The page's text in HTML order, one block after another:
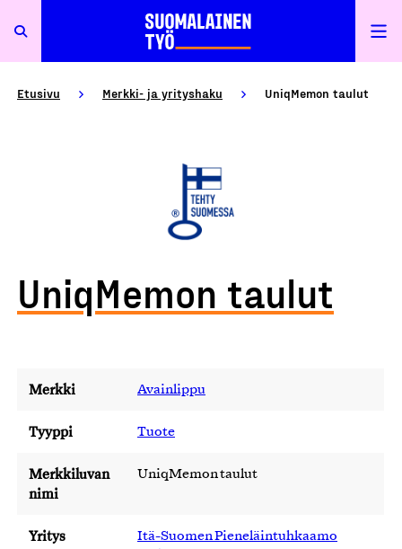
Etusivu Merkki- ja yrityshaku UniqMemon taulut
UniqMemon taulut
Merkki Avainlippu
Tyyppi Tuote
Merkkiluvan
nimi
UniqMemon taulut
Yritys
Itä-Suomen Pieneläintuhkaamo